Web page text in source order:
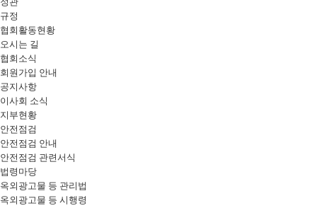
규정
협회활동현황
오시는 길
협회소식
회원가입 안내
공지사항
이사회 소식
지부현황
안전점검
안전점검 안내
안전점검 관련서식
법령마당
옥외광고물 등 관리법
옥외광고물 등 시행령